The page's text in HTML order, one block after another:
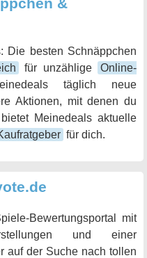
Die besten Schnäppchen
für unzählige
Online-
täglich neue
Aktionen, mit denen du
Meinedeals aktuelle
für dich.
Bewertungsportal mit
und einer
auf der Suche nach tollen